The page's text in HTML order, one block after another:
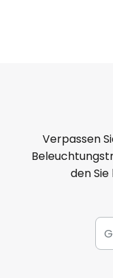
Verpassen
den